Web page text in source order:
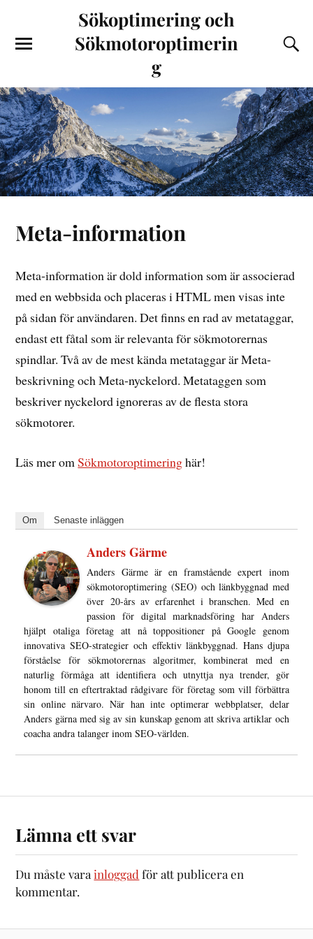
Sökoptimering och
Sökmotoroptimerin
g
Meta-information
Meta-information är dold information som är associerad
med en webbsida och placeras i HTML men visas inte
på sidan för användaren. Det finns en rad av metataggar,
endast ett fåtal som är relevanta för sökmotorernas
spindlar. Två av de mest kända metataggar är Meta-
beskrivning och Meta-nyckelord. Metataggen som
beskriver nyckelord ignoreras av de flesta stora
sökmotorer.
Läs mer omSökmotoroptimeringhär!
Om Senaste inläggen
Anders Gärme
Anders Gärme är en framstående expert inom
sökmotoroptimering (SEO) och länkbyggnad med
över 20-års av erfarenhet i branschen. Med en
passion för digital marknadsföring har Anders
hjälpt otaliga företag att nå toppositioner på Google genom
innovativa SEO-strategier och effektiv länkbyggnad. Hans djupa
förståelse för sökmotorernas algoritmer, kombinerat med en
naturlig förmåga att identifiera och utnyttja nya trender, gör
honom till en eftertraktad rådgivare för företag som vill förbättra
sin online närvaro. När han inte optimerar webbplatser, delar
Anders gärna med sig av sin kunskap genom att skriva artiklar och
coacha andra talanger inom SEO-världen.
Lämna ett svar
Du måste varainloggadför att publicera en
kommentar.